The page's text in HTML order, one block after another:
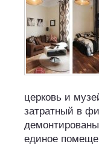
церковь и
затратный в
демонтированы
единое